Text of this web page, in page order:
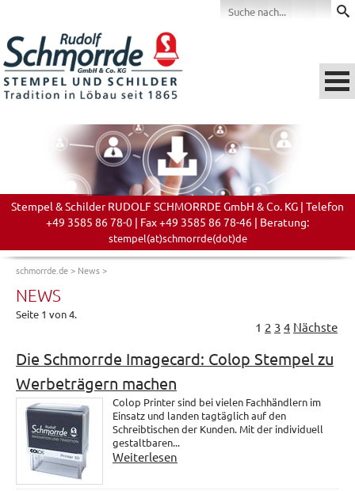
Stempel & Schilder RUDOLF SCHMORRDE GmbH & Co. KG | Telefon
+49 3585 86 78-0 | Fax +49 3585 86 78-46 | Beratung:
stempel(at)schmorrde(dot)de
schmorrde.de> News>
NEWS
Seite 1 von 4.
1 2 3 4 Nächste
Die Schmorrde Imagecard: Colop Stempel zu
Werbeträgern machen
Colop Printer sind bei vielen Fachhändlern im
Einsatz und landen tagtäglich auf den
Schreibtischen der Kunden. Mit der individuell
gestaltbaren...
Weiterlesen